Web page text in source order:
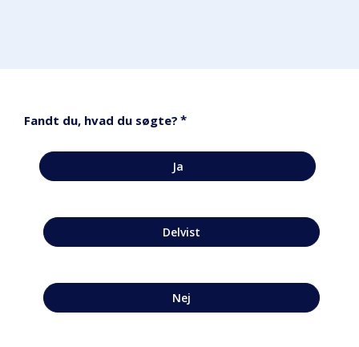
Fandt du, hvad du søgte? *
Ja
Delvist
Nej